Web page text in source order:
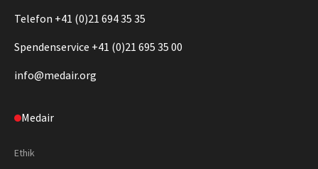
Telefon +41 (0)21 694 35 35
Spendenservice +41 (0)21 695 35 00
info@medair.org
Medair
Ethik